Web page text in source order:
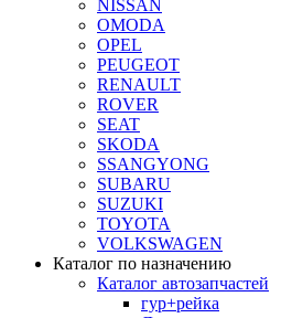
NISSAN
OMODA
OPEL
PEUGEOT
RENAULT
ROVER
SEAT
SKODA
SSANGYONG
SUBARU
SUZUKI
TOYOTA
VOLKSWAGEN
Каталог по назначению
Каталог автозапчастей
гур+рейка